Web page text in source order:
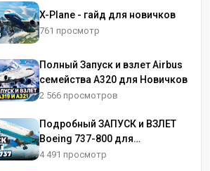
X-Plane - гайд для новичков
761 просмотр
Полный Запуск и взлет Airbus
семейства A320 для Новичков
2 566 просмотров
Подробный ЗАПУСК и ВЗЛЕТ
Boeing 737-800 для
НОВИЧКОВ
4 491 просмотр